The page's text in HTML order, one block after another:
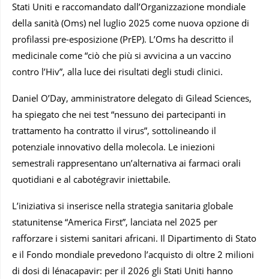
Stati Uniti e raccomandato dall’Organizzazione mondiale
della sanità (Oms) nel luglio 2025 come nuova opzione di
profilassi pre-esposizione (PrEP). L’Oms ha descritto il
medicinale come “ciò che più si avvicina a un vaccino
contro l’Hiv”, alla luce dei risultati degli studi clinici.
Daniel O’Day, amministratore delegato di Gilead Sciences,
ha spiegato che nei test “nessuno dei partecipanti in
trattamento ha contratto il virus”, sottolineando il
potenziale innovativo della molecola. Le iniezioni
semestrali rappresentano un’alternativa ai farmaci orali
quotidiani e al cabotégravir iniettabile.
L’iniziativa si inserisce nella strategia sanitaria globale
statunitense “America First”, lanciata nel 2025 per
rafforzare i sistemi sanitari africani. Il Dipartimento di Stato
e il Fondo mondiale prevedono l’acquisto di oltre 2 milioni
di dosi di lénacapavir: per il 2026 gli Stati Uniti hanno